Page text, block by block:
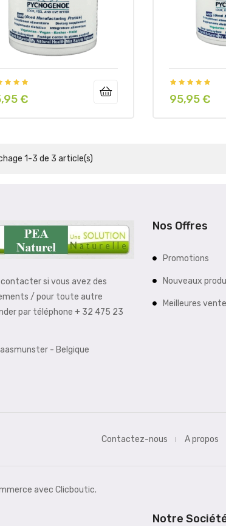
€ Prix
95,95 €
1-3 de 3 article(s)
si vous avez des
/ pour toute autre
par téléphone + 32 475 23
- Belgique
Nos Offres
Promotions
Nouveaux
Meilleures
Contactez-nous A propos
avec Clicboutic.
Notre